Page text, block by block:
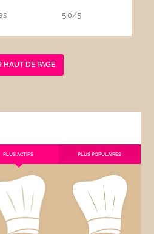
5.0/5
HAUT DE PAGE
PLUS ACTIFS PLUS POPULAIRES